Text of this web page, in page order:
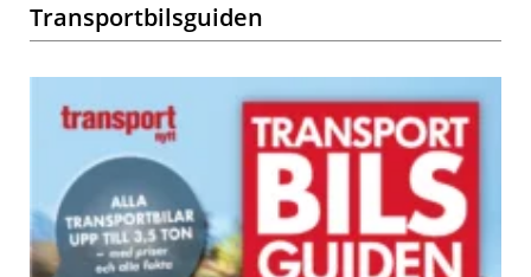
Transportbilsguiden